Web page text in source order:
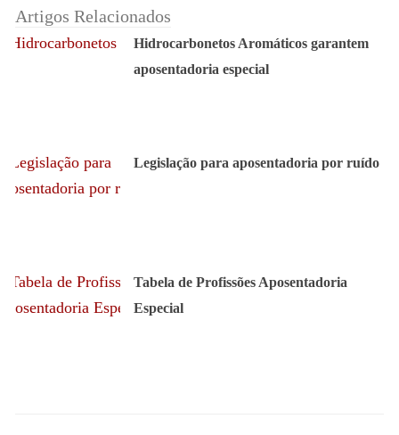
Artigos Relacionados
Hidrocarbonetos Aromáticos garantem
aposentadoria especial
Legislação para aposentadoria por ruído
Tabela de Profissões Aposentadoria
Especial